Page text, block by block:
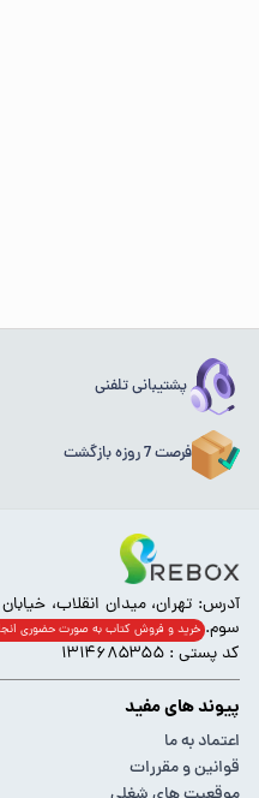
پشتیبانی تلفنی
فرصت 7 روزه بازگشت
سوم. خرید و فروش کتاب به صورت حضوری
کد پستی : ۱۳۱۴۶۸۵۳۵۵
پیوند های مفید
اعتماد به ما
قوانین و مقررات